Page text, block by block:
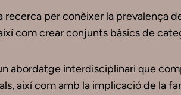
recerca per conèixer la prevalença
com crear conjunts bàsics de
abordatge interdisciplinari que
així com amb la implicació de la